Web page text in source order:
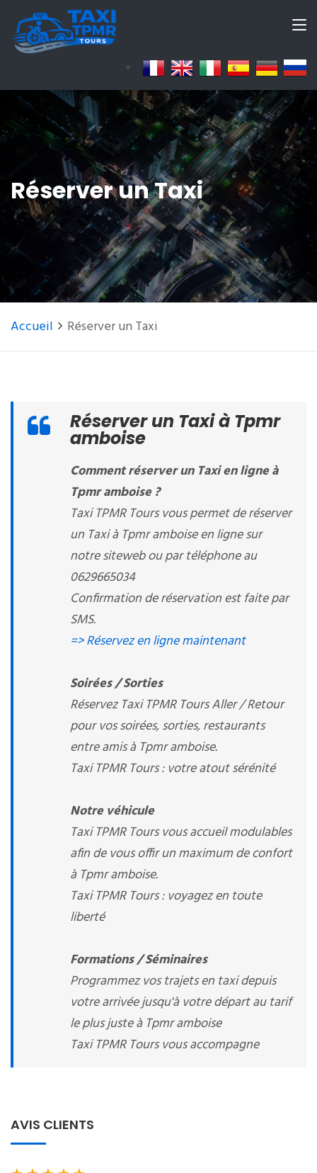
Réserver un Taxi
Accueil Réserver un Taxi
Réserver un Taxi à Tpmr
amboise
Comment réserver un Taxi en ligne à
Tpmr amboise ?
Taxi TPMR Tours vous permet de réserver
un Taxi à Tpmr amboise en ligne sur
notre siteweb ou par téléphone au
0629665034
Confirmation de réservation est faite par
SMS.
=> Réservez en ligne maintenant
Soirées / Sorties
Réservez Taxi TPMR Tours Aller / Retour
pour vos soirées, sorties, restaurants
entre amis à Tpmr amboise.
Taxi TPMR Tours : votre atout sérénité
Notre véhicule
Taxi TPMR Tours vous accueil modulables
afin de vous offir un maximum de confort
à Tpmr amboise.
Taxi TPMR Tours : voyagez en toute
liberté
Formations / Séminaires
Programmez vos trajets en taxi depuis
votre arrivée jusqu'à votre départ au tarif
le plus juste à Tpmr amboise
Taxi TPMR Tours vous accompagne
AVIS CLIENTS